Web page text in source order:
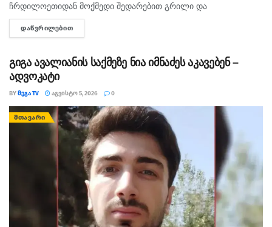
ჩრდილოეთიდან მოქმედი შედარებით გრილი და
სამხრეთიდან გავრცელებული ცხელი ჰაერის მასების
ურთიერთქმედებით. საქართველოში მოსალოდნელია:
ზოგან ხანმოკლე...
ᲓᲐᲬᲕᲠᲘᲚᲔᲑᲘᲗ
გიგა ავალიანის საქმეზე ნია იმნაძეს აკავებენ –
ადვოკატი
BYᲛᲔᲒᲐ TV ᲐᲒᲕᲘᲡᲢᲝ 5, 2026 0
ᲛᲗᲐᲕᲐᲠᲘ